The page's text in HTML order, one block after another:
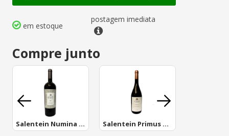
em estoque
postagem imediata
Compre junto
Salentein Numina Malbec Salentein Primus Chardonnay